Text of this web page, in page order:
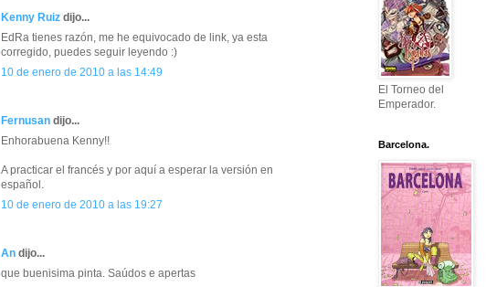
Kenny Ruiz dijo...
EdRa tienes razón, me he equivocado de link, ya esta
corregido, puedes seguir leyendo :)
10 de enero de 2010 a las 14:49
Fernusan dijo...
Enhorabuena Kenny!!
A practicar el francés y por aquí a esperar la versión en
español.
10 de enero de 2010 a las 19:27
An dijo...
que buenisima pinta. Saúdos e apertas
El Torneo del
Emperador.
Barcelona.